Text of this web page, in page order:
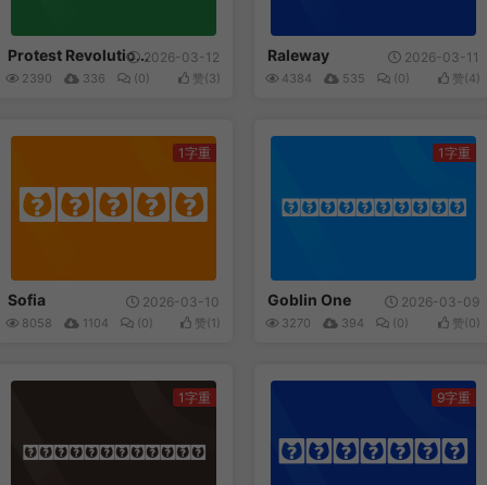
Protest Revolutio...2026-03-12
2390 336 (0) 赞(3)
Raleway 2026-03-11
4384 535 (0) 赞(4)
Sofia
1字重
Sofia 2026-03-10
8058 1104 (0) 赞( 1 )
Goblin One
1字重
Goblin One 2026-03-09
3270 394 (0) 赞( 0 )
Marcellus SC
1字重
Murecho
9字重